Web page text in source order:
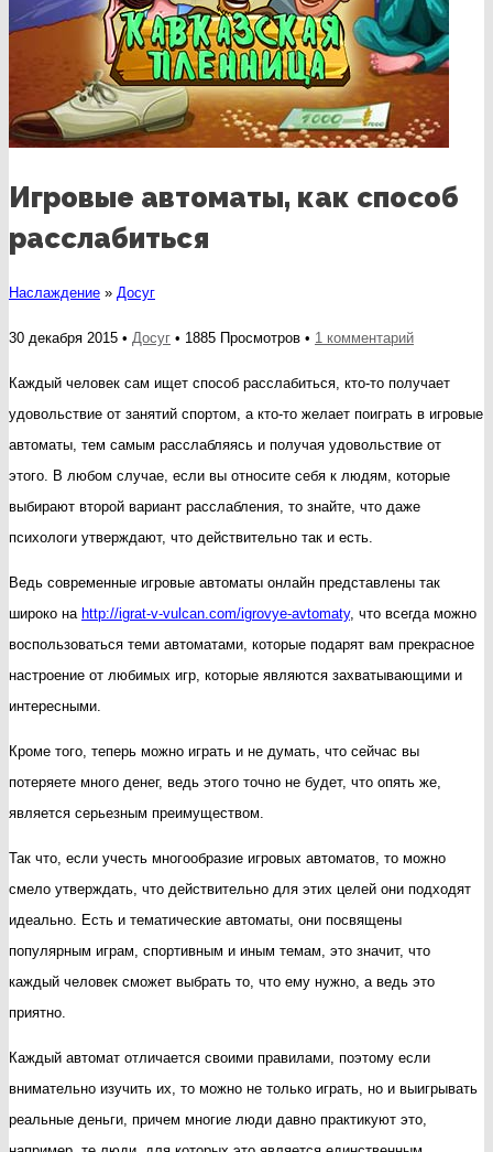
Игровые автоматы, как способ
расслабиться
Наслаждение » Досуг
30 декабря 2015 • Досуг • 1885 Просмотров • 1 комментарийк
Каждый человек сам ищет способ расслабиться, кто-то получает
удовольствие от занятий спортом, а кто-то желает поиграть в игровые
автоматы, тем самым расслабляясь и получая удовольствие от
этого. В любом случае, если вы относите себя к людям, которые
выбирают второй вариант расслабления, то знайте, что даже
психологи утверждают, что действительно так и есть.
Ведь современные игровые автоматы онлайн представлены так
широко на http://igrat-v-vulcan.com/igrovye-avtomaty, что всегда можно
воспользоваться теми автоматами, которые подарят вам прекрасное
настроение от любимых игр, которые являются захватывающими и
интересными.
Кроме того, теперь можно играть и не думать, что сейчас вы
потеряете много денег, ведь этого точно не будет, что опять же,
является серьезным преимуществом.
Так что, если учесть многообразие игровых автоматов, то можно
смело утверждать, что действительно для этих целей они подходят
идеально. Есть и тематические автоматы, они посвящены
популярным играм, спортивным и иным темам, это значит, что
каждый человек сможет выбрать то, что ему нужно, а ведь это
приятно.
Каждый автомат отличается своими правилами, поэтому если
внимательно изучить их, то можно не только играть, но и выигрывать
реальные деньги, причем многие люди давно практикуют это,